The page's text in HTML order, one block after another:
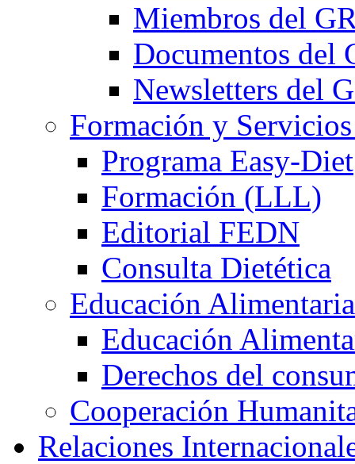
Miembros del
Documentos del
Newsletters del
Formación y
Programa Easy-Diet
Formación (LLL)
Editorial FEDN
Consulta Dietética
Educación Alimentaria
Educación
Derechos del
Cooperación
Relaciones